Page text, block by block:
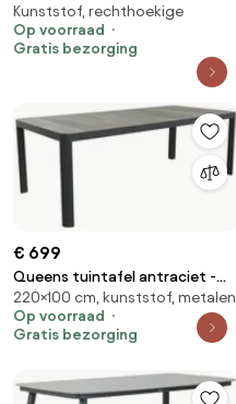
240 x 92 cm Grijs Matale
Kunststof, rechthoekige
Op voorraad
Gratis bezorging
€ 699
Queens tuintafel antraciet -
220 x 100 cm.
220×100 cm, kunststof, metalen
Op voorraad
Gratis bezorging